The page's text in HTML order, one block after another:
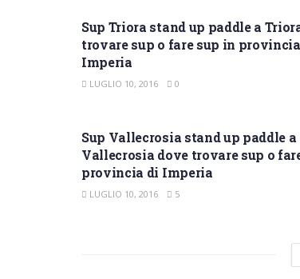
Sup Triora stand up paddle a
trovare sup o fare sup in
Imperia
LUGLIO 10, 2016 0
Sup Vallecrosia stand up paddle a
Vallecrosia dove trovare sup o
provincia di Imperia
LUGLIO 10, 2016 5